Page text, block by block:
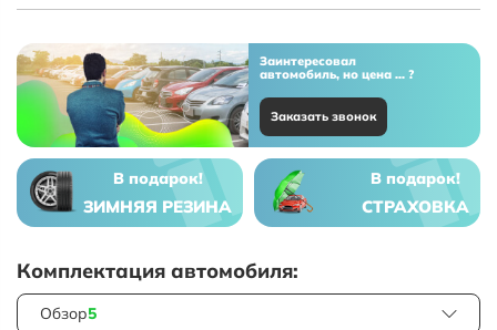
Заинтересовал
автомобиль, но цена ... ?
Заказать звонок
В подарок!
ЗИМНЯЯ РЕЗИНА
В подарок!
СТРАХОВКА
Комплектация автомобиля:
Обзор5